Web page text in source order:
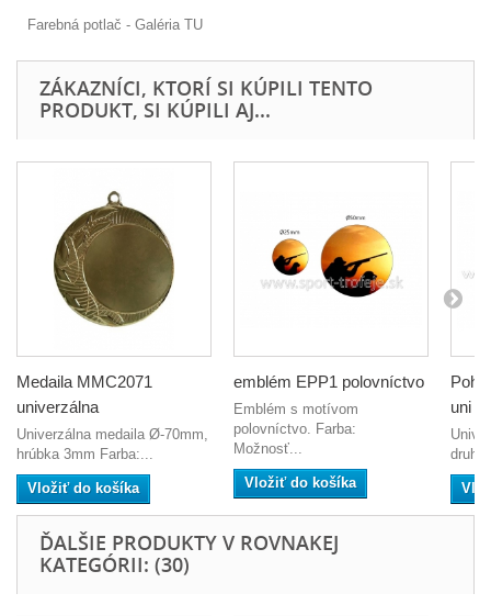
Farebná potlač - Galéria TU
ZÁKAZNÍCI, KTORÍ SI KÚPILI TENTO
PRODUKT, SI KÚPILI AJ...
Medaila MMC2071
univerzálna
Univerzálna medaila Ø-70mm,
hrúbka 3mm Farba:...
Vložiť do košíka
emblém EPP1 polovníctvo
Emblém s motívom
polovníctvo. Farba:
Možnosť...
Vložiť do košíka
uni
druhy
ĎALŠIE PRODUKTY V ROVNAKEJ
KATEGÓRII: (30)